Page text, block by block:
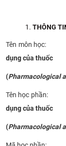
KHOA HỌC
HTQT
THÔNG
Tên môn học:
dụng của thuốc
(Pharmacological
Tên học phần:
dụng của thuốc
(Pharmacological